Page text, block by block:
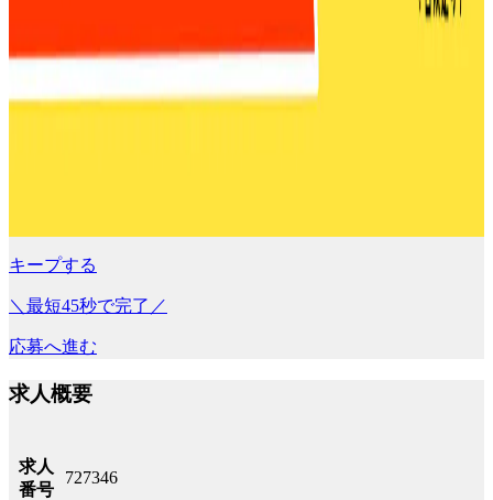
キープする
＼最短45秒で完了／
応募へ進む
求人概要
求人
番号
727346